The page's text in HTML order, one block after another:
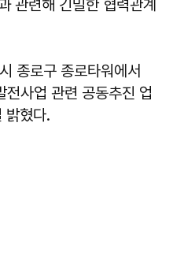
관련해 긴밀한 협력관계
종로구 종로타워에서
사업 관련 공동추진 업
밝혔다.